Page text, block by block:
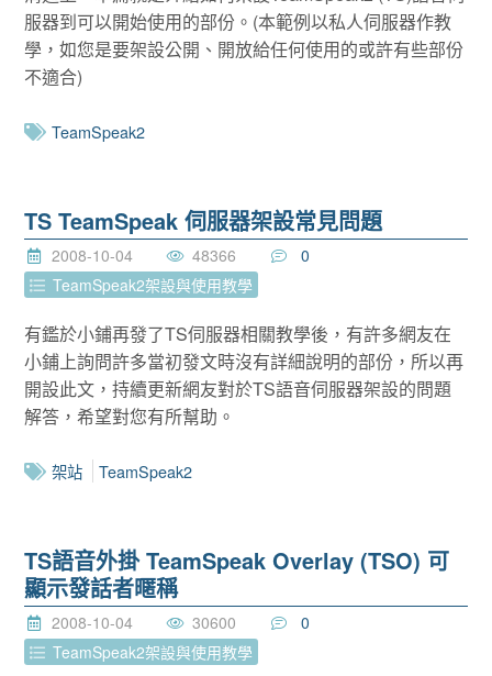
服器到可以開始使用的部份。(本範例以私人伺服器作教
學，如您是要架設公開、開放給任何使用的或許有些部份
不適合)
TeamSpeak2
TS TeamSpeak 伺服器架設常見問題
2008-10-04 48366
0
TeamSpeak2架設與使用教學
有鑑於小鋪再發了TS伺服器相關教學後，有許多網友在
小鋪上詢問許多當初發文時沒有詳細說明的部份，所以再
開設此文，持續更新網友對於TS語音伺服器架設的問題
解答，希望對您有所幫助。
架站 TeamSpeak2
TS語音外掛 TeamSpeak Overlay (TSO) 可
顯示發話者暱稱
2008-10-04 30600
0
TeamSpeak2架設與使用教學